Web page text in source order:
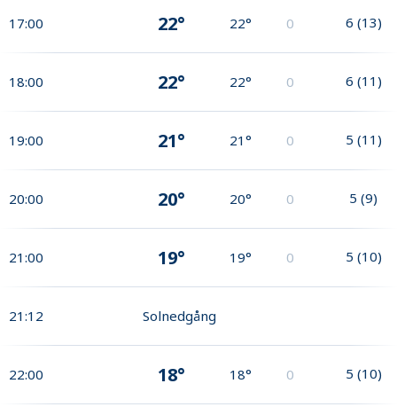
17:00 22° 22° 0 6 (13)
18:00 22° 22° 0 6 (11)
19:00 21° 21° 0 5 (11)
20:00 20° 20° 0 5 (9)
21:00 19° 19° 0 5 (10)
21:12 Solnedgång
22:00 18° 18° 0 5 (10)